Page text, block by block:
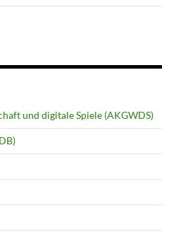
und digitale Spiele (AKGWDS)